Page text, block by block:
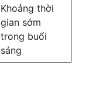
Khoảng thời
gian sớm
trong buổi
sáng